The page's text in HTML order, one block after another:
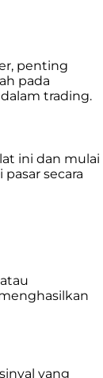
penting
pada
trading.
ini dan mulai
secara
yang